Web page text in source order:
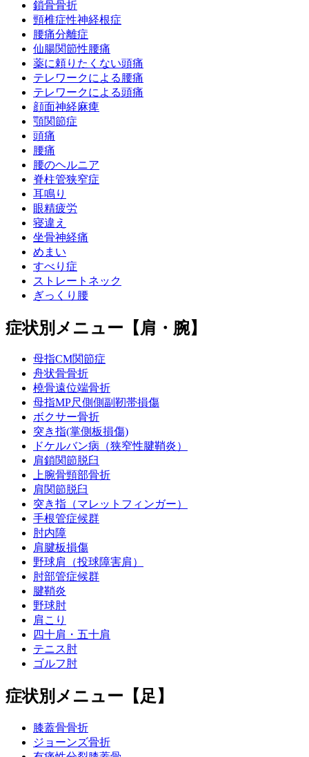
鎖骨骨折
頸椎症性神経根症
腰痛分離症
仙腸関節性腰痛
薬に頼りたくない頭痛
テレワークによる腰痛
テレワークによる頭痛
顔面神経麻痺
顎関節症
頭痛
腰痛
腰のヘルニア
脊柱管狭窄症
耳鳴り
眼精疲労
寝違え
坐骨神経痛
めまい
すべり症
ストレートネック
ぎっくり腰
症状別メニュー【肩・腕】
母指CM関節症
舟状骨骨折
橈骨遠位端骨折
母指MP尺側側副靭帯損傷
ボクサー骨折
突き指(掌側板損傷)
ドケルバン病（狭窄性腱鞘炎）
肩鎖関節脱臼
上腕骨頸部骨折
肩関節脱臼
突き指（マレットフィンガー）
手根管症候群
肘内障
肩腱板損傷
野球肩（投球障害肩）
肘部管症候群
腱鞘炎
野球肘
肩こり
四十肩・五十肩
テニス肘
ゴルフ肘
症状別メニュー【足】
膝蓋骨骨折
ジョーンズ骨折